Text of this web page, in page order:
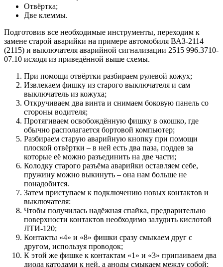
Отвёртка;
Две клеммы.
Подготовив все необходимые инструменты, переходим к
замене старой аварийки на примере автомобиля ВАЗ-2114
(2115) и выключателя аварийной сигнализации 2515 996.3710-
07.10 исходя из приведённой выше схемы.
При помощи отвёртки разбираем рулевой кожух;
Извлекаем фишку из старого выключателя и сам
выключатель из кожуха;
Откручиваем два винта и снимаем боковую панель со
стороны водителя;
Протягиваем освобождённую фишку в окошко, где
обычно располагается бортовой компьютер;
Разбираем старую аварийную кнопку при помощи
плоской отвёртки – в ней есть два паза, поддев за
которые её можно разъединить на две части;
Колодку старого разъёма аварийки оставляем себе,
пружину можно выкинуть – она нам больше не
понадобится.
Затем приступаем к подключению новых контактов и
выключателя:
Чтобы получилась надёжная спайка, предварительно
поверхности контактов необходимо залудить кислотой
ЛТИ-120;
Контакты «4» и «8» фишки сразу смыкаем друг с
другом, используя проводок;
К этой же фишке к контактам «1» и «3» припаиваем два
диода катодами к ней, а аноды смыкаем между собой;